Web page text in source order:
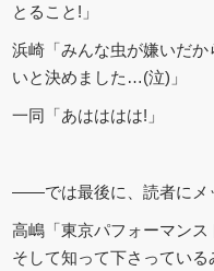
とること!」
浜崎「みんな虫が嫌いだ
いと決めました…(泣)」
一同「あはははは!」
――では最後に、読者にメ
高嶋「東京パフォーマン
そして知って下さってい